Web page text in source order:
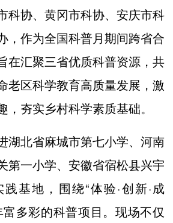
科协、黄冈市科协、安庆市科
，作为全国科普月期间跨省合
在汇聚三省优质科普资源，共
老区科学教育高质量发展，激
，夯实乡村科学素质基础。
北省麻城市第七小学、河南
第一小学、安徽省宿松县兴宇
基地，围绕“体验·创新·成
多彩的科普项目。现场不仅